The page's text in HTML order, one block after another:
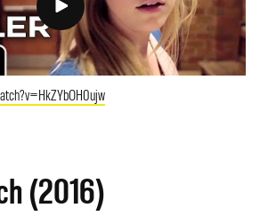
(2016)